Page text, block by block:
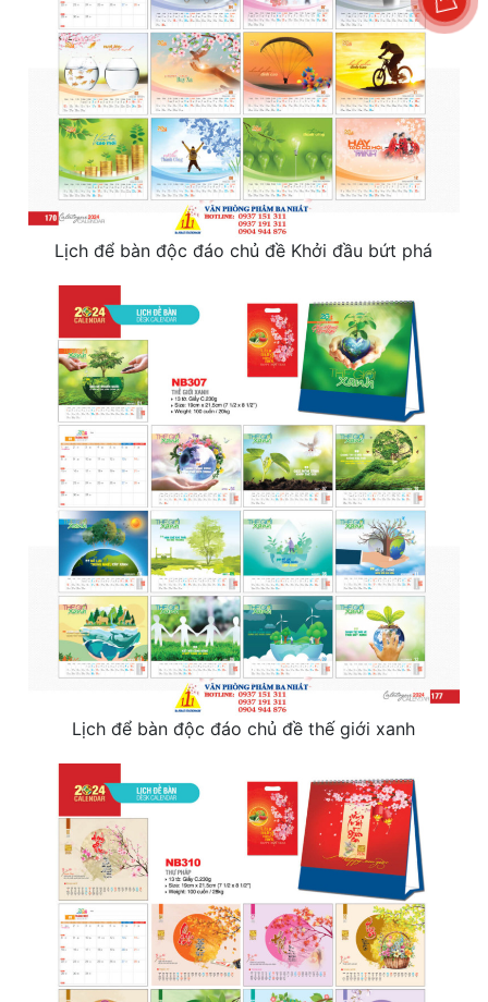
Lịch để bàn độc đáo chủ đề Khởi đầu bứt phá
Lịch để bàn độc đáo chủ đề thế giới xanh